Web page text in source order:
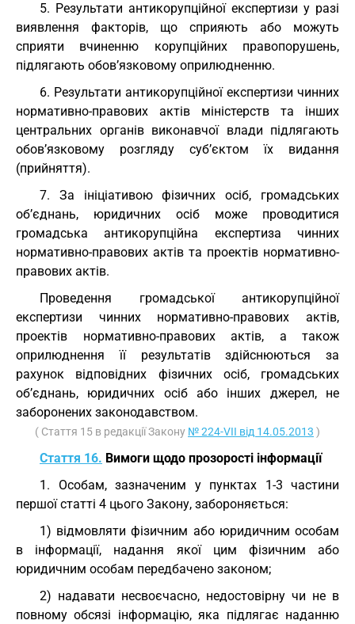
5. Результати антикорупційної експертизи у разі
виявлення факторів, що сприяють або можуть
сприяти вчиненню корупційних правопорушень,
підлягають обов’язковому оприлюдненню.
6. Результати антикорупційної експертизи чинних
нормативно-правових актів міністерств та інших
центральних органів виконавчої влади підлягають
обов’язковому розгляду суб’єктом їх видання
(прийняття).
7. За ініціативою фізичних осіб, громадських
об’єднань, юридичних осіб може проводитися
громадська антикорупційна експертиза чинних
нормативно-правових актів та проектів нормативно-
правових актів.
Проведення громадської антикорупційної
експертизи чинних нормативно-правових актів,
проектів нормативно-правових актів, а також
оприлюднення її результатів здійснюються за
рахунок відповідних фізичних осіб, громадських
об’єднань, юридичних осіб або інших джерел, не
заборонених законодавством.
( Стаття 15 в редакції Закону № 224-VII від 14.05.2013 )
Стаття 16. Вимоги щодо прозорості інформації
1. Особам, зазначеним у пунктах 1-3 частини
першої статті 4 цього Закону, забороняється:
1) відмовляти фізичним або юридичним особам
в інформації, надання якої цим фізичним або
юридичним особам передбачено законом;
2) надавати несвоєчасно, недостовірну чи не в
повному обсязі інформацію, яка підлягає наданню